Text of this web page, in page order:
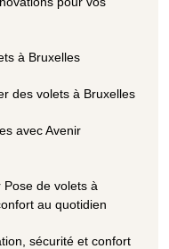
à Bruxelles
des volets à Bruxelles
avec Avenir
de volets à
au quotidien
sécurité et confort